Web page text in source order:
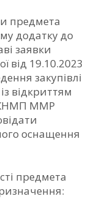
предмета
додатку до
заявки
від 19.10.2023
закупівлі
відкриттям
КНМП ММР
оснащення
предмета